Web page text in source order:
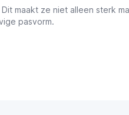
maakt ze niet alleen sterk
pasvorm.